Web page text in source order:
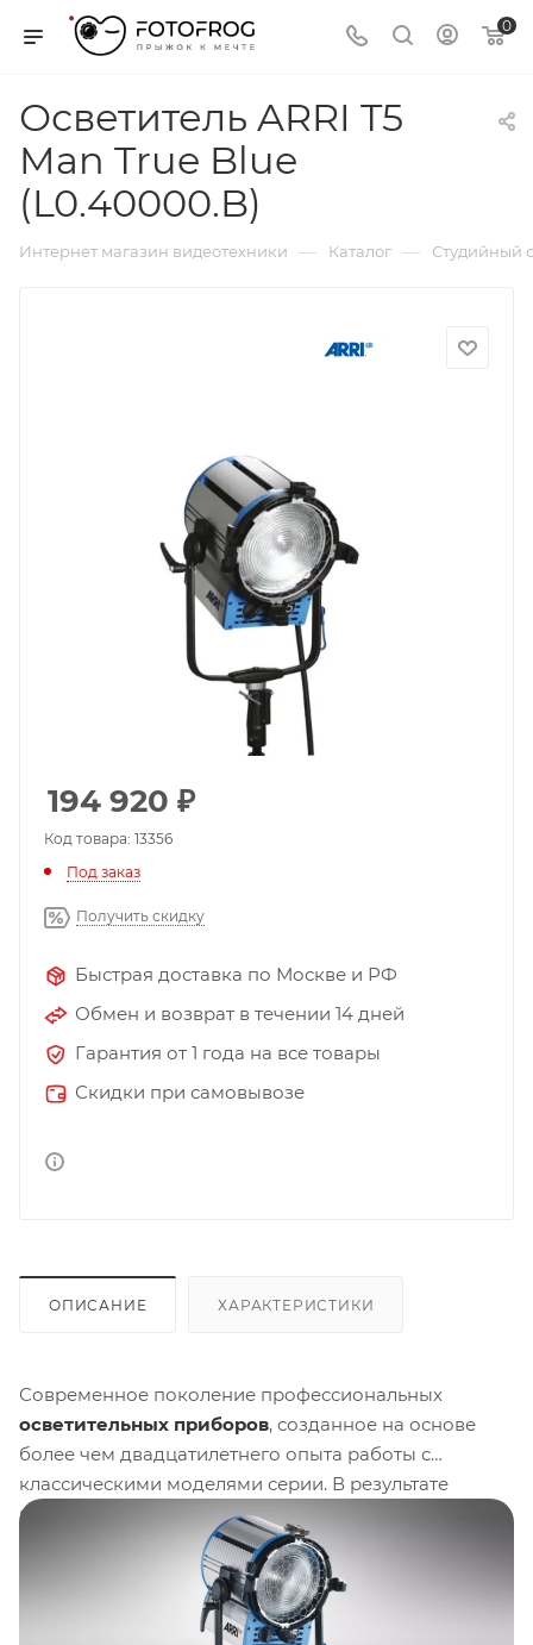
0
Осветитель ARRI T5
Man True Blue
(L0.40000.B)
Интернет магазин видеотехники — Каталог — Студийный
194 920 ₽
Код товара: 13356
Под заказ
Получить скидку
Быстрая доставка по Москве и РФ
Обмен и возврат в течении 14 дней
Гарантия от 1 года на все товары
Скидки при самовывозе
ОПИСАНИЕ ХАРАКТЕРИСТИКИ
Современное поколение профессиональных
осветительных приборов, созданное на основе
более чем двадцатилетнего опыта работы с
классическими моделями серии. В результате
масштабных исследований и обратной связи от
специалистов по свету инженеры ARRI внедрили
более 30 технических усовершенствований
сделав прибор универсальным решением для
студийной и локационной съёмки.